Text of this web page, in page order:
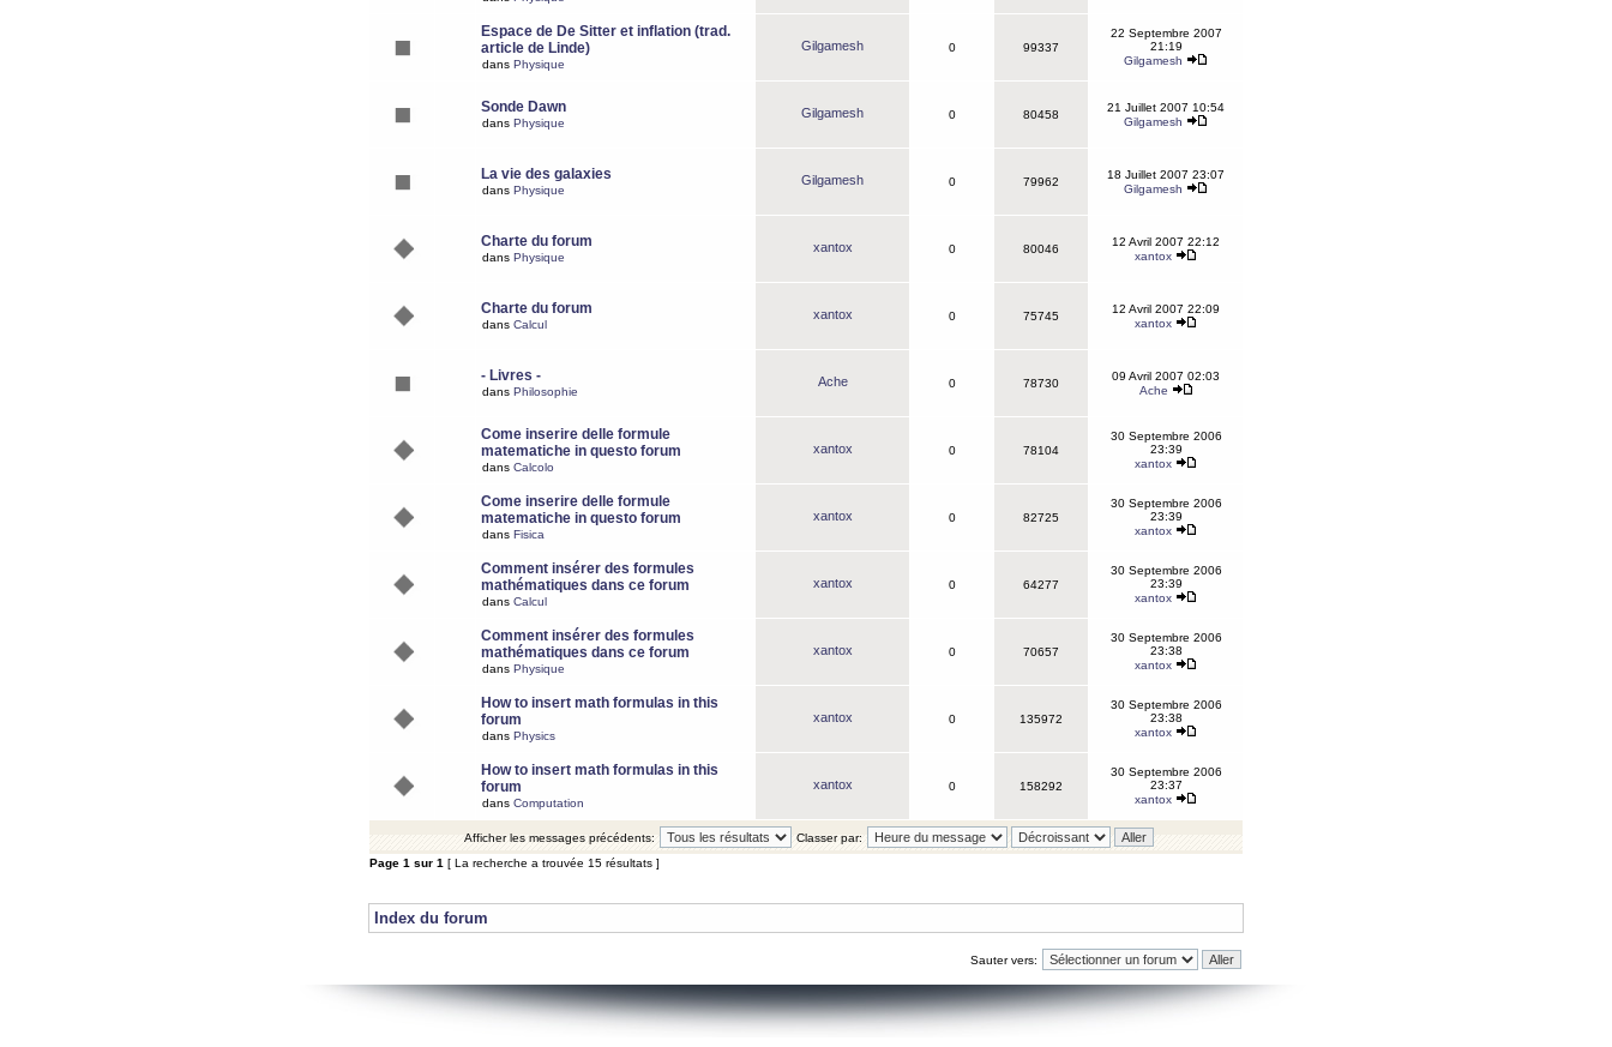
Espace de De Sitter et inflation (trad.
article de Linde)
dans Physique
Gilgamesh 0 99337
22 Septembre 2007
21:19
Gilgamesh
Sonde Dawn
dans Physique
Gilgamesh 0 80458
21 Juillet 2007 10:54
Gilgamesh
La vie des galaxies
dans Physique
Gilgamesh 0 79962
18 Juillet 2007 23:07
Gilgamesh
Charte du forum
dans Physique
xantox 0 80046
12 Avril 2007 22:12
xantox
Charte du forum
dans Calcul
xantox 0 75745
12 Avril 2007 22:09
xantox
- Livres -
dans Philosophie
Ache 0 78730
09 Avril 2007 02:03
Ache
Come inserire delle formule
matematiche in questo forum
dans Calcolo
xantox 0 78104
30 Septembre 2006
23:39
xantox
Come inserire delle formule
matematiche in questo forum
dans Fisica
xantox 0 82725
30 Septembre 2006
23:39
xantox
Comment insérer des formules
mathématiques dans ce forum
dans Calcul
xantox 0 64277
30 Septembre 2006
23:39
xantox
Comment insérer des formules
mathématiques dans ce forum
dans Physique
xantox 0 70657
30 Septembre 2006
23:38
xantox
How to insert math formulas in this
forum
dans Physics
xantox 0 135972
30 Septembre 2006
23:38
xantox
How to insert math formulas in this
forum
dans Computation
xantox 0 158292
30 Septembre 2006
23:37
xantox
Afficher les messages précédents:
Classer par:
Page 1 sur 1 [ La recherche a trouvée 15 résultats ]
Index du forum
Sauter vers: